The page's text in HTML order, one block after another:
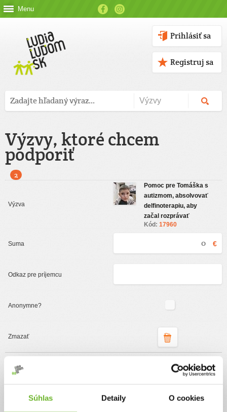
Súhlas Detaily O cookies
Menu
Prihlásiť sa
Registruj sa
Výzvy, ktoré chcem
podporiť
2
Pomoc pre Tomáška s
autizmom, absolvovať
delfinoterapiu, aby
začal rozprávať
Kód: 17960
€
ĽudiaĽudom.sk